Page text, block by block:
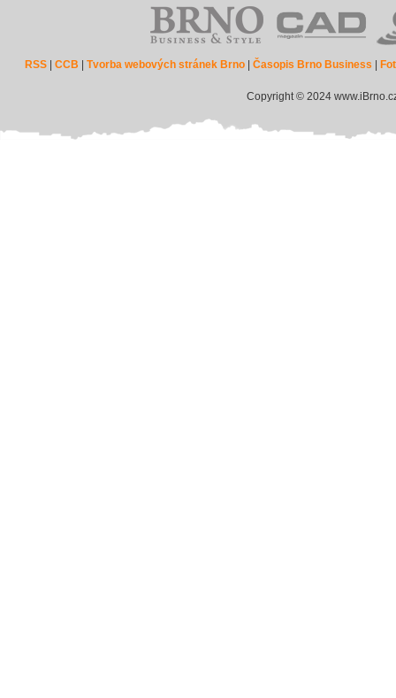
RSS| CCB Tvorba webových stránek Brno| Časopis Brno Business
Copyright © 2024